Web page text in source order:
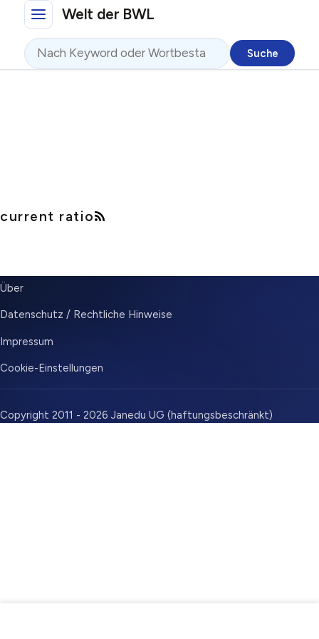
Direkt zum InhaltWelt der BWL
Suche
current ratio
SUBMENU
Über
Datenschutz / Rechtliche Hinweise
Impressum
Cookie-Einstellungen
Copyright 2011 - 2026 Janedu UG (haftungsbeschränkt)